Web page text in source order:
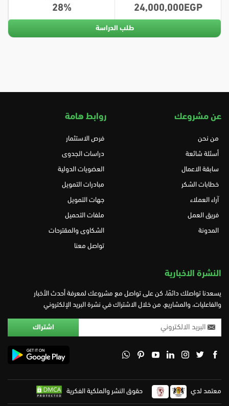
24,000,000
28
طلب الدراسة
عن مشروعك
من نحن
أسئلة شائعة
سابقة الاعمال
خطابات الشكر
آراء العملاء
فريق العمل
المدونة
روابط هامة
فرص الاستثمار
دراسات الجدوى
العضويات الدولية
مبادرات التمويل
جهات التمويل
ملفات التحميل
الشكاوى والمقترحات
تواصل معنا
النشرة الاخبارية
يسعدنا تواصلك دائمًا، كن على تواصل مع مشروعك لمعرفة أحدث الأخبار
والفاعليات، والمشاريع، من خلال الاشتراك في نشرة البريد الإلكتروني
معتمد لدي حقوق النشر والملكية الفكرية